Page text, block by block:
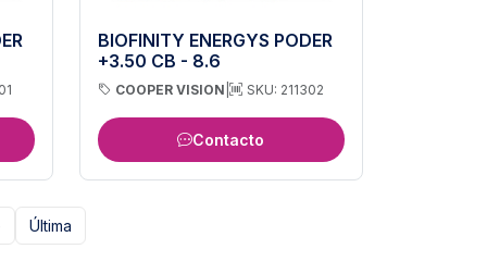
BIOFINITY ENERGYS PODER
+3.50 CB - 8.6
COOPER VISION SKU: 211302
Contacto
Última